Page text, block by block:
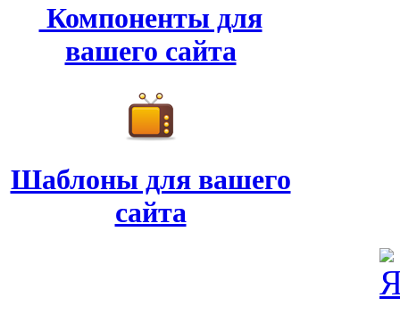
Компоненты для
вашего сайта
Шаблоны для вашего
сайта